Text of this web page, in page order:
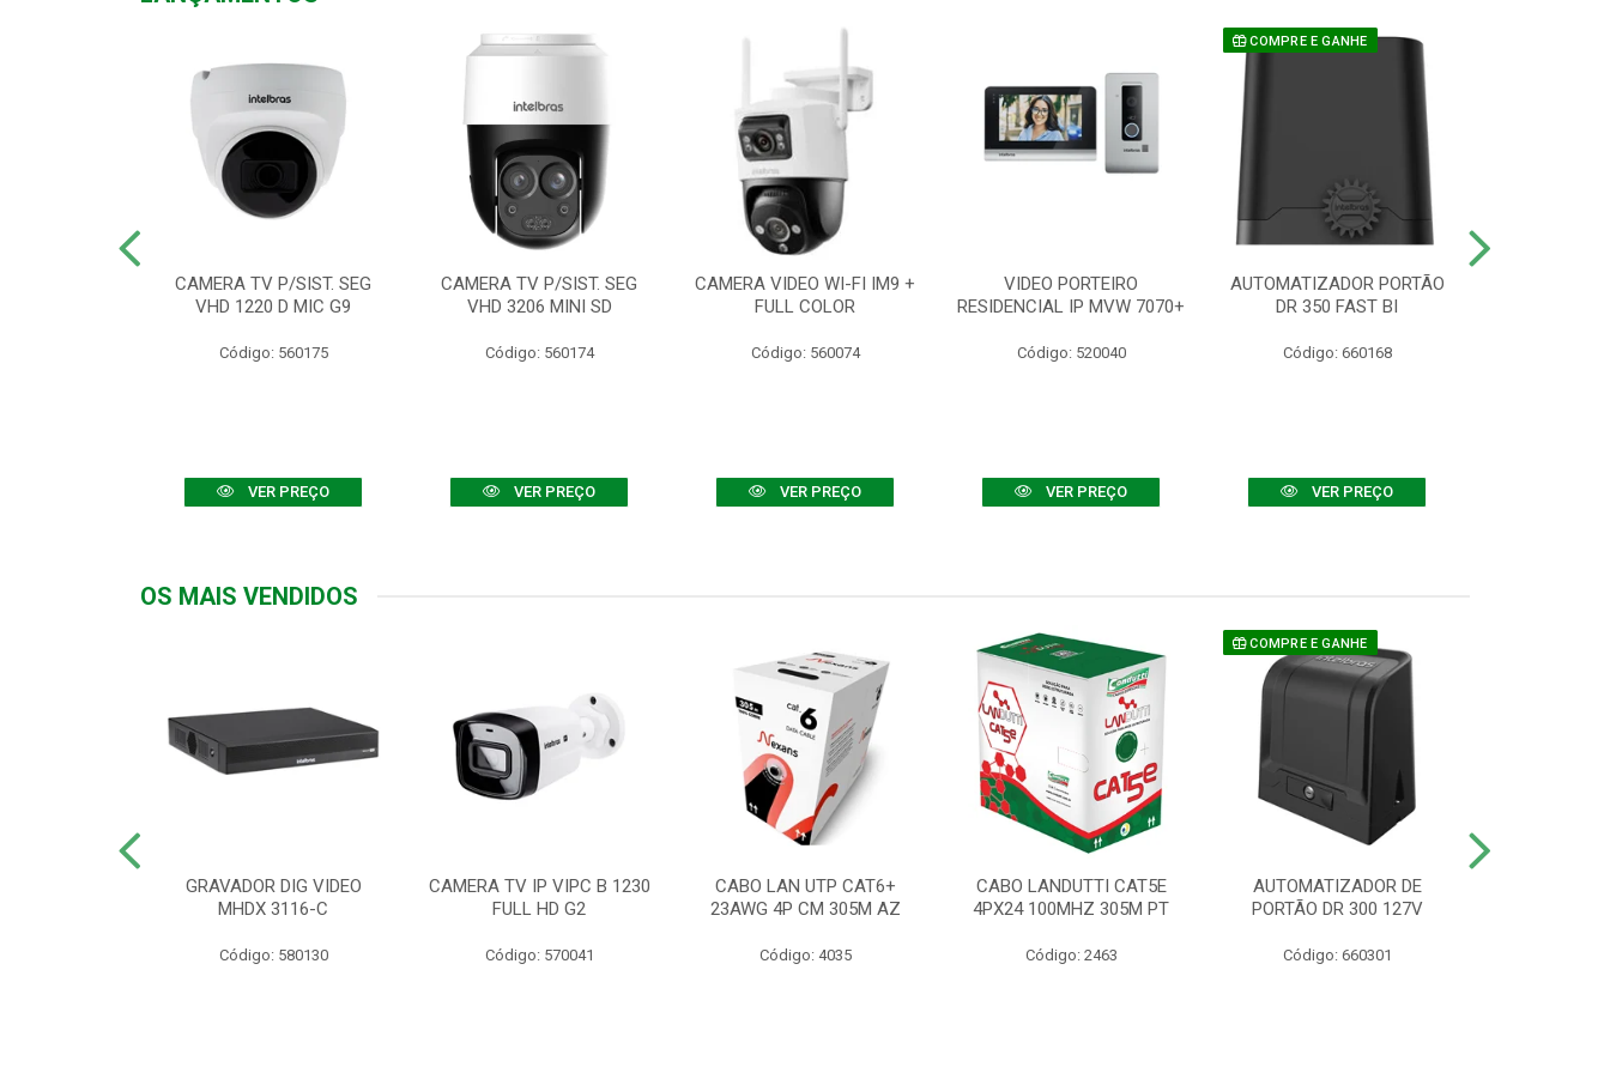
CAMERA TV P/SIST. SEG
VHD 1220 D MIC G9
Código: 560175
VER PREÇO
CAMERA TV P/SIST. SEG
VHD 3206 MINI SD
Código: 560174
VER PREÇO
CAMERA VIDEO WI-FI IM9 +
FULL COLOR
Código: 560074
VER PREÇO
VIDEO PORTEIRO
RESIDENCIAL IP MVW 7070+
Código: 520040
VER PREÇO
COMPRE E GANHE
AUTOMATIZADOR PORTÃO
DR 350 FAST BI
Código: 660168
VER PREÇO
OS MAIS VENDIDOS
GRAVADOR DIG VIDEO
MHDX 3116-C
Código: 580130
CAMERA TV IP VIPC B 1230
FULL HD G2
Código: 570041
CABO LAN UTP CAT6+
23AWG 4P CM 305M AZ
Código: 4035
CABO LANDUTTI CAT5E
4PX24 100MHZ 305M PT
Código: 2463
COMPRE E GANHE
AUTOMATIZADOR DE
PORTÃO DR 300 127V
Código: 660301